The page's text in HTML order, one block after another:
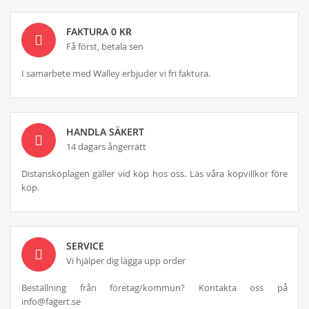
FAKTURA 0 KR
Få först, betala sen
I samarbete med Walley erbjuder vi fri faktura.
HANDLA SÄKERT
14 dagars ångerrätt
Distansköplagen gäller vid köp hos oss. Läs våra köpvillkor före
köp.
SERVICE
Vi hjälper dig lägga upp order
Beställning från företag/kommun? Kontakta oss på
info@fagert.se